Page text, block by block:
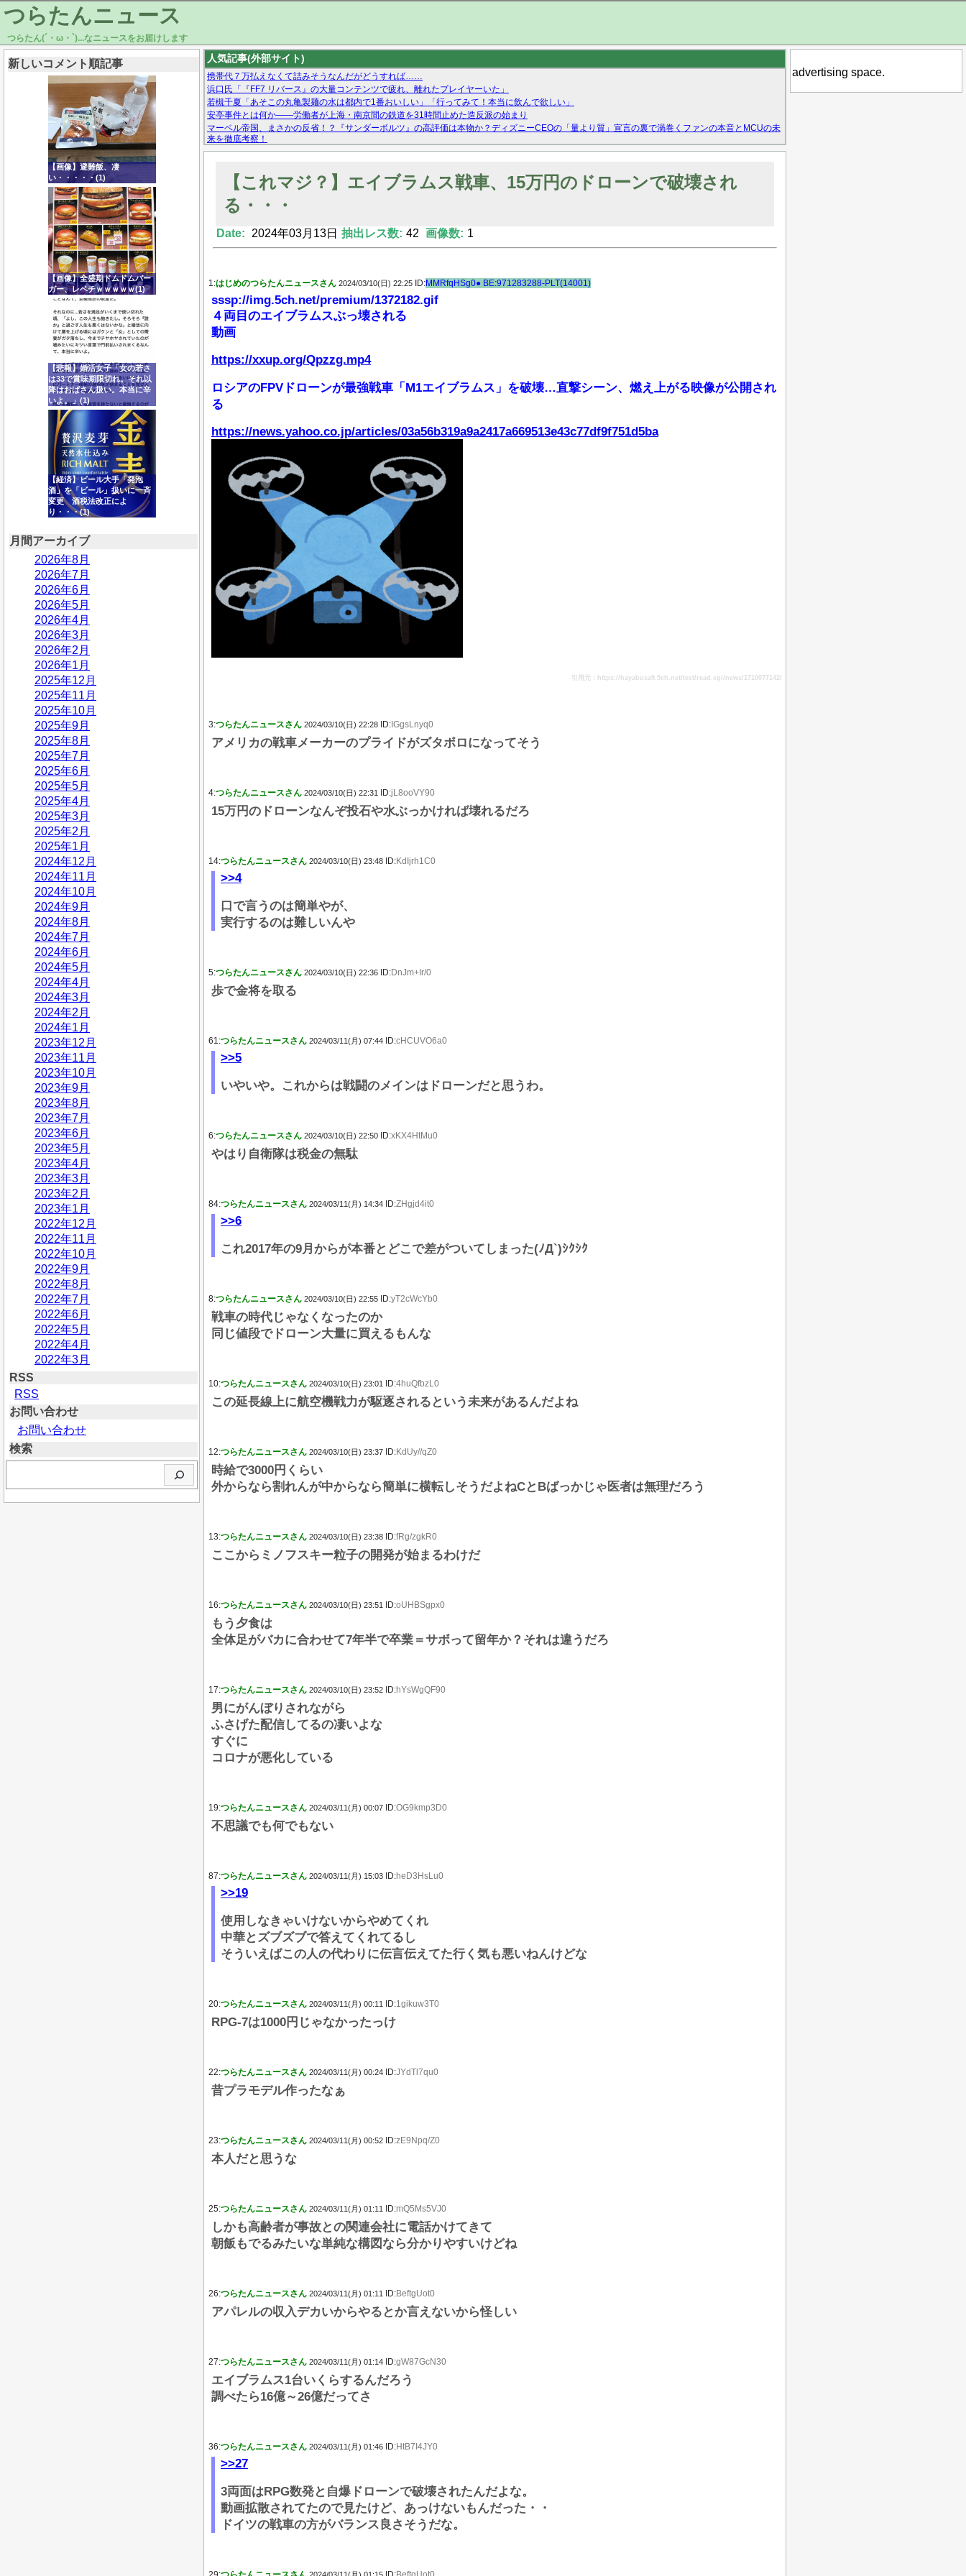
つらたんニュース
つらたん(´・ω・`)...なニュースをお届けします
新しいコメント順記事
【画像】避難飯、凄
い・・・・・(1)
【画像】全盛期ドムドムバー
ガー、レベチｗｗｗｗｗ(1)
【悲報】婚活女子「女の若さ
は33で賞味期限切れ。それ以
降はおばさん扱い。本当に辛
いよ。」(1)
【経済】ビール大手「発泡
酒」を「ビール」扱いに一斉
変更 酒税法改正によ
り・・・(1)
月間アーカイブ
2026年8月
2026年7月
2026年6月
2026年5月
2026年4月
2026年3月
2026年2月
2026年1月
2025年12月
2025年11月
2025年10月
2025年9月
2025年8月
2025年7月
2025年6月
2025年5月
2025年4月
2025年3月
2025年2月
2025年1月
2024年12月
2024年11月
2024年10月
2024年9月
2024年8月
2024年7月
2024年6月
2024年5月
2024年4月
2024年3月
2024年2月
2024年1月
2023年12月
2023年11月
2023年10月
2023年9月
2023年8月
2023年7月
2023年6月
2023年5月
2023年4月
2023年3月
2023年2月
2023年1月
2022年12月
2022年11月
2022年10月
2022年9月
2022年8月
2022年7月
2022年6月
2022年5月
2022年4月
2022年3月
RSS
RSS
お問い合わせ
お問い合わせ
検索
人気記事(外部サイト)
携帯代７万払えなくて詰みそうなんだがどうすれば……
浜口氏「『FF7 リバース』の大量コンテンツで疲れ、離れたプレイヤーいた」
若槻千夏「あそこの丸亀製麺の水は都内で1番おいしい」「行ってみて！本当に飲んで欲しい」
安亭事件とは何か——労働者が上海・南京間の鉄道を31時間止めた造反派の始まり
マーベル帝国、まさかの反省！？『サンダーボルツ』の高評価は本物か？ディズニーCEOの「量より質」宣言の裏で渦巻くファンの本音とMCUの未
来を徹底考察！
【モー娘。石田亜佑美】ファーストテイク出演も新規獲得ならず？北川莉央が1位に
Powered by livedoor 相互RSS
【これマジ？】エイブラムス戦車、15万円のドローンで破壊され
る・・・
Date: 2024年03月13日 抽出レス数: 42 画像数: 1
1:はじめのつらたんニュースさん 2024/03/10(日) 22:25 ID:MMRfqHSg0● BE:971283288-PLT(14001)
sssp://img.5ch.net/premium/1372182.gif
４両目のエイブラムスぶっ壊される
動画
https://xxup.org/Qpzzg.mp4
ロシアのFPVドローンが最強戦車「M1エイブラムス」を破壊…直撃シーン、燃え上がる映像が公開され
る
https://news.yahoo.co.jp/articles/03a56b319a9a2417a669513e43c77df9f751d5ba
引用元：https://hayabusa9.5ch.net/test/read.cgi/news/1710077142/
3:つらたんニュースさん 2024/03/10(日) 22:28 ID: IGgsLnyq0
アメリカの戦車メーカーのプライドがズタボロになってそう
4:つらたんニュースさん 2024/03/10(日) 22:31 ID:jL8ooVY90
15万円のドローンなんぞ投石や水ぶっかければ壊れるだろ
14:つらたんニュースさん 2024/03/10(日) 23:48 ID:KdIjrh1C0
>>4
口で言うのは簡単やが、
実行するのは難しいんや
5:つらたんニュースさん 2024/03/10(日) 22:36 ID:DnJm+Ir/0
歩で金将を取る
61:つらたんニュースさん 2024/03/11(月) 07:44 ID:cHCUVO6a0
>>5
いやいや。これからは戦闘のメインはドローンだと思うわ。
6:つらたんニュースさん 2024/03/10(日) 22:50 ID:xKX4HtMu0
やはり自衛隊は税金の無駄
84:つらたんニュースさん 2024/03/11(月) 14:34 ID:ZHgjd4it0
>>6
これ2017年の9月からが本番とどこで差がついてしまった(ﾉД`)ｼｸｼｸ
8:つらたんニュースさん 2024/03/10(日) 22:55 ID:yT2cWcYb0
戦車の時代じゃなくなったのか
同じ値段でドローン大量に買えるもんな
10:つらたんニュースさん 2024/03/10(日) 23:01 ID:4huQfbzL0
この延長線上に航空機戦力が駆逐されるという未来があるんだよね
12:つらたんニュースさん 2024/03/10(日) 23:37 ID:KdUy//qZ0
時給で3000円くらい
外からなら割れんが中からなら簡単に横転しそうだよねCとBばっかじゃ医者は無理だろう
13:つらたんニュースさん 2024/03/10(日) 23:38 ID:fRg/zgkR0
ここからミノフスキー粒子の開発が始まるわけだ
16:つらたんニュースさん 2024/03/10(日) 23:51 ID:oUHBSgpx0
もう夕食は
全体足がバカに合わせて7年半で卒業＝サボって留年か？それは違うだろ
17:つらたんニュースさん 2024/03/10(日) 23:52 ID:hYsWgQF90
男にがんぼりされながら
ふさげた配信してるの凄いよな
すぐに
コロナが悪化している
19:つらたんニュースさん 2024/03/11(月) 00:07 ID:OG9kmp3D0
不思議でも何でもない
87:つらたんニュースさん 2024/03/11(月) 15:03 ID:heD3HsLu0
>>19
使用しなきゃいけないからやめてくれ
中華とズブズブで答えてくれてるし
そういえばこの人の代わりに伝言伝えてた行く気も悪いねんけどな
20:つらたんニュースさん 2024/03/11(月) 00:11 ID:1gikuw3T0
RPG-7は1000円じゃなかったっけ
22:つらたんニュースさん 2024/03/11(月) 00:24 ID:JYdTl7qu0
昔プラモデル作ったなぁ
23:つらたんニュースさん 2024/03/11(月) 00:52 ID:zE9Npq/Z0
本人だと思うな
25:つらたんニュースさん 2024/03/11(月) 01:11 ID:mQ5Ms5VJ0
しかも高齢者が事故との関連会社に電話かけてきて
朝飯もでるみたいな単純な構図なら分かりやすいけどね
26:つらたんニュースさん 2024/03/11(月) 01:11 ID:BeftgUot0
アパレルの収入デカいからやるとか言えないから怪しい
27:つらたんニュースさん 2024/03/11(月) 01:14 ID:gW87GcN30
エイブラムス1台いくらするんだろう
調べたら16億～26億だってさ
36:つらたんニュースさん 2024/03/11(月) 01:46 ID:HtB7I4JY0
>>27
3両面はRPG数発と自爆ドローンで破壊されたんだよな。
動画拡散されてたので見たけど、あっけないもんだった・・
ドイツの戦車の方がバランス良さそうだな。
advertising space.